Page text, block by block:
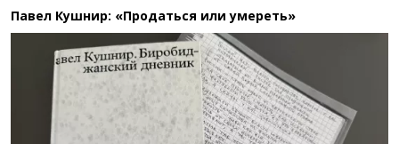
Павел Кушнир: «Продаться или умереть»